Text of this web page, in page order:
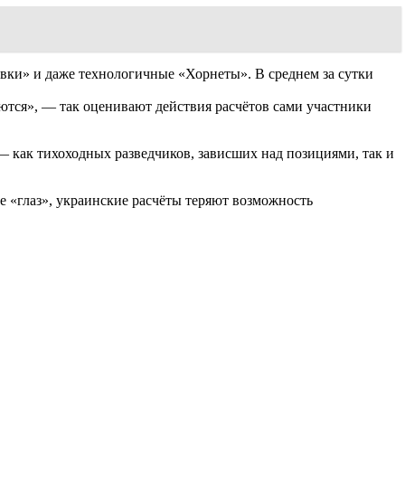
и даже технологичные «Хорнеты». В среднем за сутки
— так оценивают действия расчётов сами участники
как тихоходных разведчиков, зависших над позициями, так и
украинские расчёты теряют возможность